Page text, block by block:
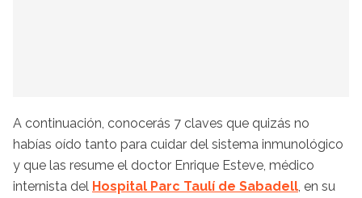
A continuación, conocerás 7 claves que quizás no
habías oído tanto para cuidar del sistema inmunológico
y que las resume el doctor Enrique Esteve, médico
internista del Hospital Parc Taulí de Sabadell, en su